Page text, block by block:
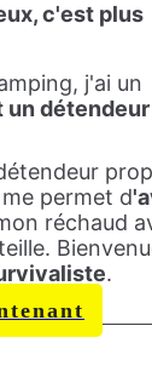
c'est plus
j'ai un
un détendeur
permet d
réchaud
.